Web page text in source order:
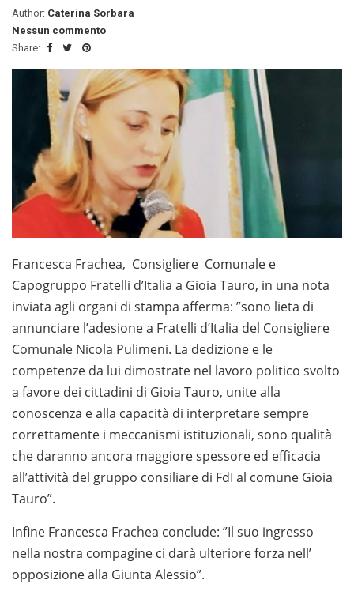
Author: Caterina Sorbara
Nessun commento
Share:
Francesca Frachea, Consigliere Comunale e
Capogruppo Fratelli d’Italia a Gioia Tauro, in una nota
inviata agli organi di stampa afferma: ”sono lieta di
annunciare l’adesione a Fratelli d’Italia del Consigliere
Comunale Nicola Pulimeni. La dedizione e le
competenze da lui dimostrate nel lavoro politico svolto
a favore dei cittadini di Gioia Tauro, unite alla
conoscenza e alla capacità di interpretare sempre
correttamente i meccanismi istituzionali, sono qualità
che daranno ancora maggiore spessore ed efficacia
all’attività del gruppo consiliare di FdI al comune Gioia
Tauro”.
Infine Francesca Frachea conclude: ”Il suo ingresso
nella nostra compagine ci darà ulteriore forza nell’
opposizione alla Giunta Alessio”.